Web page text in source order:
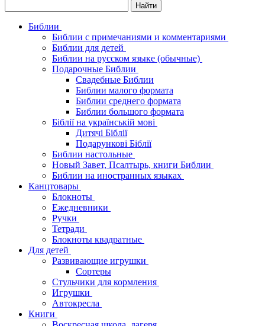
Библии
Библии с примечаниями и комментариями
Библии для детей
Библии на русском языке (обычные)
Подарочные Библии
Свадебные Библии
Библии малого формата
Библии среднего формата
Библии большого формата
Біблії на українській мові
Дитячі Біблії
Подарункові Біблії
Библии настольные
Новый Завет, Псалтырь, книги Библии
Библии на иностранных языках
Канцтовары
Блокноты
Ежедневники
Ручки
Тетради
Блокноты квадратные
Для детей
Развивающие игрушки
Сортеры
Стульчики для кормления
Игрушки
Автокресла
Книги